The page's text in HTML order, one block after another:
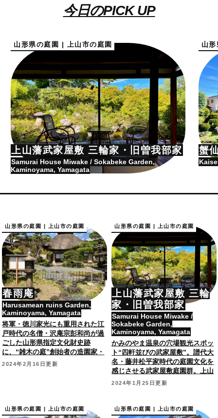
今日のPICK UP
山形県の庭園 | 上山市の庭園
上山藩武家屋敷 三輪家・旧曽我部家
Samurai House Miwake / Sokabeke Garden,
Kaminoyama, Yamagata
山
蟹
山形県の庭園 | 上山市の庭園
春雨庵
Harusamean ruins Garden,
Kaminoyama, Yamagata
将軍・徳川家光にも重用された江
戸時代の名僧・沢庵宗彭和尚が過
ごした山形県指定文化財史跡
に、“雑木の庭”創始者の造園家・
飯田十基が作庭した露地/茶庭。
2024年2月16日更新
山形県の庭園 | 上山市の庭園
上山藩武家屋敷 三輪
家・旧曽我部家
Samurai House Miwake /
Sokabeke Garden,
Kaminoyama, Yamagata
かみのやま温泉の穴場観光スポッ
ト“四軒並びの武家屋敷”。譜代大
名・藤井松平家時代の庭園文化を
感じさせる武家屋敷庭園群。上山
市指定文化財。
2024年1月25日更新
山形県の庭園 | 上山市の庭園 山形県の庭園 | 上山市の庭園